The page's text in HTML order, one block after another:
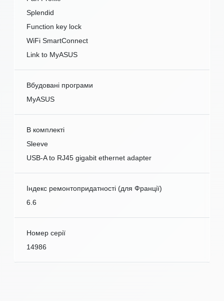
Splendid
Function key lock
WiFi SmartConnect
Link to MyASUS
Вбудовані програми
MyASUS
В комплекті
Sleeve
USB-A to RJ45 gigabit ethernet adapter
Індекс ремонтопридатності (для Франції)
6.6
Номер серії
14986